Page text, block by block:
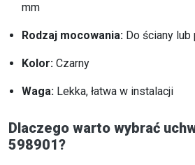
mm
Rodzaj mocowania: Do ściany lub
Kolor: Czarny
Waga: Lekka, łatwa w instalacji
Dlaczego warto wybrać
598901?